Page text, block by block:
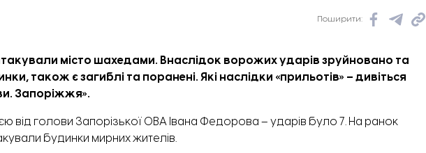
Поширити:
місто шахедами. Внаслідок ворожих ударів зруйновано та
також є загиблі та поранені. Які наслідки «прильотів» – дивіться
Запоріжжя».
від голови Запорізької ОВА Івана Федорова – ударів було 7. На ранок
будинки мирних жителів.